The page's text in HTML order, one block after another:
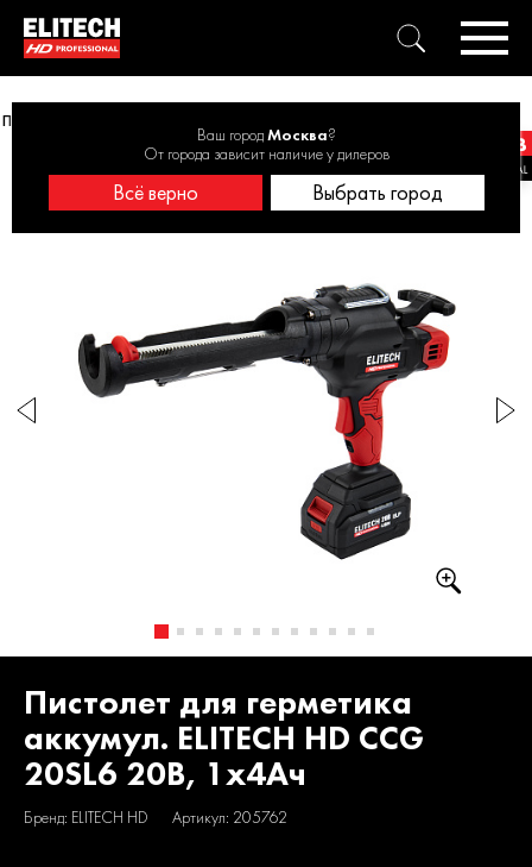
Ваш городМосква?
От города зависит наличие у дилеров
Всё верно Выбрать город
Пистолет для герметика аккумул. ELITECH HD CCG 20SL6 20В, 1х4Ач
Пистолет для герметика
аккумул. ELITECH HD CCG
20SL6 20В, 1х4Ач
Бренд: ELITECH HD Артикул: 205762